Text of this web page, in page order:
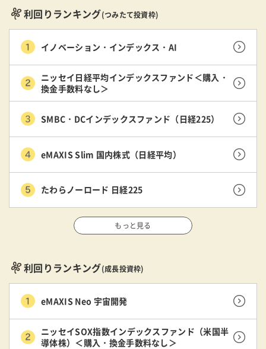
利回りランキング(つみたて投資枠)
イノベーション・インデックス・AI
ニッセイ日経平均インデックスファンド＜購入・
換金手数料なし＞
SMBC・DCインデックスファンド（日経225）
eMAXIS Slim 国内株式（日経平均）
たわらノーロード 日経225
もっと見る
利回りランキング(成長投資枠)
eMAXIS Neo 宇宙開発
ニッセイSOX指数インデックスファンド（米国半
導体株）＜購入・換金手数料なし＞